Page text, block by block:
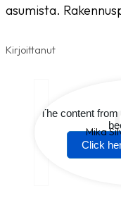
asumista.
Kirjoittanut
Mika